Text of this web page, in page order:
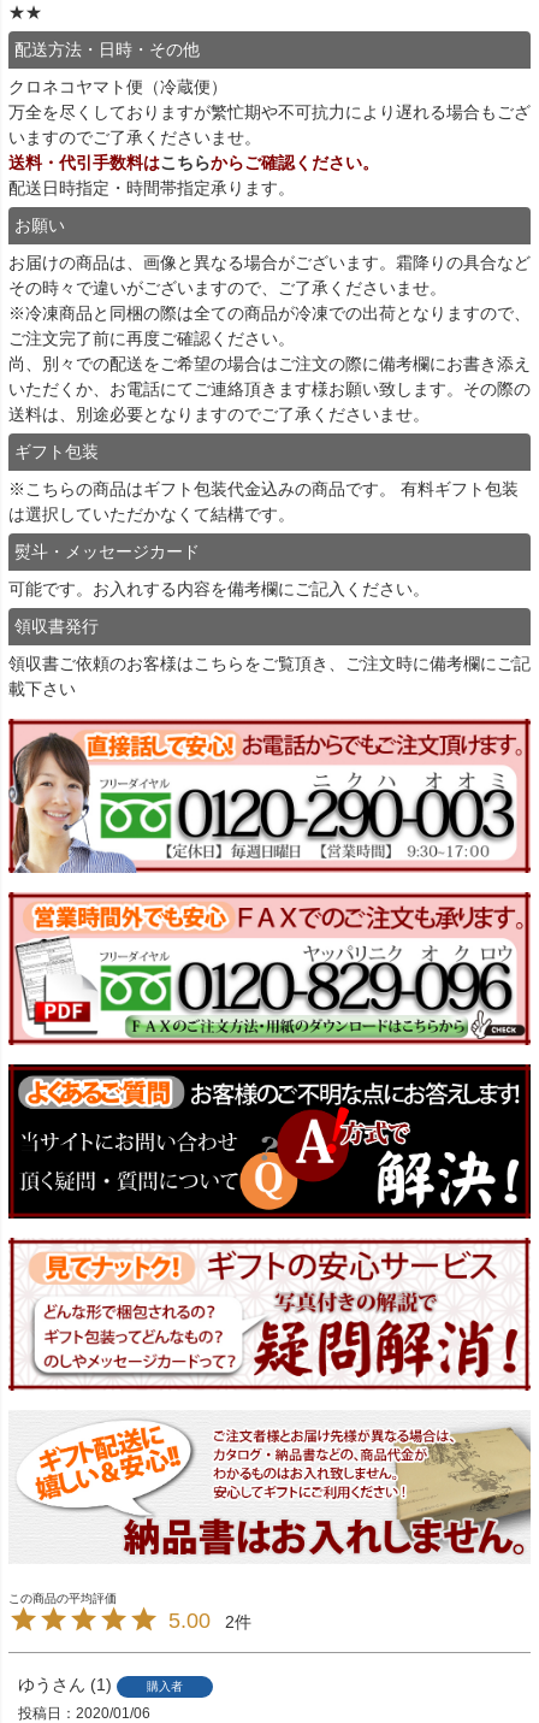
★★
配送方法・日時・その他
クロネコヤマト便（冷蔵便）
万全を尽くしておりますが繁忙期や不可抗力により遅れる場合もござ
いますのでご了承くださいませ。
送料・代引手数料はこちらからご確認ください。
配送日時指定・時間帯指定承ります。
お願い
お届けの商品は、画像と異なる場合がございます。霜降りの具合など
その時々で違いがございますので、ご了承くださいませ。
※冷凍商品と同梱の際は全ての商品が冷凍での出荷となりますので、
ご注文完了前に再度ご確認ください。
尚、別々での配送をご希望の場合はご注文の際に備考欄にお書き添え
いただくか、お電話にてご連絡頂きます様お願い致します。その際の
送料は、別途必要となりますのでご了承くださいませ。
ギフト包装
※こちらの商品はギフト包装代金込みの商品です。 有料ギフト包装
は選択していただかなくて結構です。
熨斗・メッセージカード
可能です。お入れする内容を備考欄にご記入ください。
領収書発行
領収書ご依頼のお客様はこちらをご覧頂き、ご注文時に備考欄にご記
載下さい
5.00 2
ゆう 1 購入者
投稿日 2020/01/06